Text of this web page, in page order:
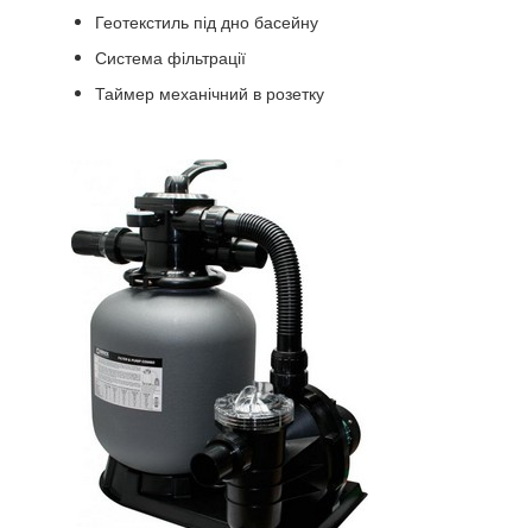
Геотекстиль під дно басейну
Система фільтрації
Таймер механічний в розетку